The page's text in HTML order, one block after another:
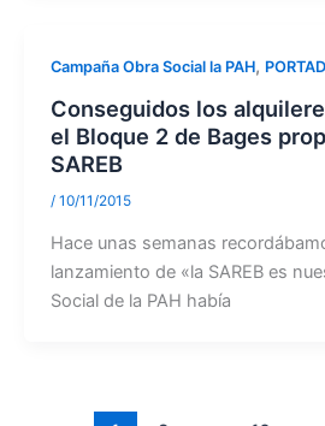
Campaña Obra Social la PAH,
Conseguidos los
el Bloque 2 de Bages
SAREB
/ 10/11/2015
Hace unas semanas
lanzamiento de «la SAREB es
Social de la PAH había